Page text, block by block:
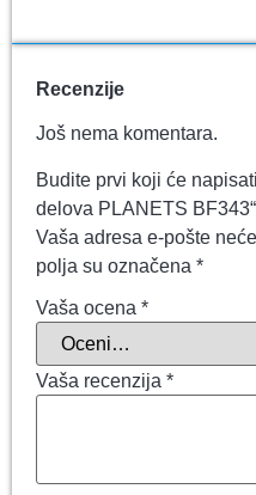
Recenzije
Još nema komentara.
Budite prvi koji će
delova PLANETS BF343“
Vaša adresa e-pošte
polja su označena *
Vaša ocena *
Vaša recenzija *